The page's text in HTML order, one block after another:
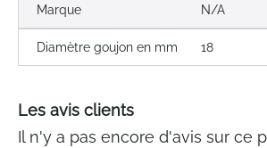
Marque N/A
Diamètre goujon en mm 18
Les avis clients
Il n'y a pas encore d'avis sur ce